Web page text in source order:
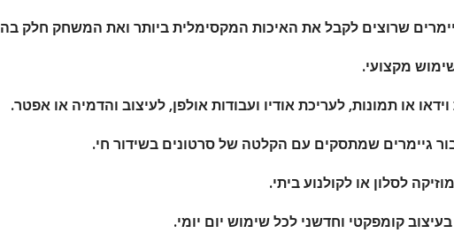
שרוצים לקבל את האיכות המקסימלית ביותר ואת המשחק חלק
מקצועי.
או תמונות, לעריכת אודיו ועבודות אולפן, לעיצוב והדמיה או אפטר.
גיימרים שמתסקים עם הקלטה של סרטונים בשידור חי.
לסלון או לקולנוע ביתי.